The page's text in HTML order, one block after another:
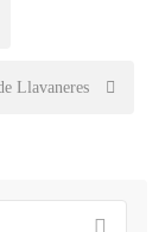
Llavaneres